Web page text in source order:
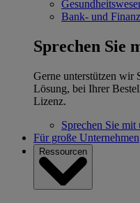
Bank- und
Sprechen Sie
Gerne unterstützen wir
Lösung, bei Ihrer
Lizenz.
Sprechen Sie mit
Für große Unternehmen
Ressourcen